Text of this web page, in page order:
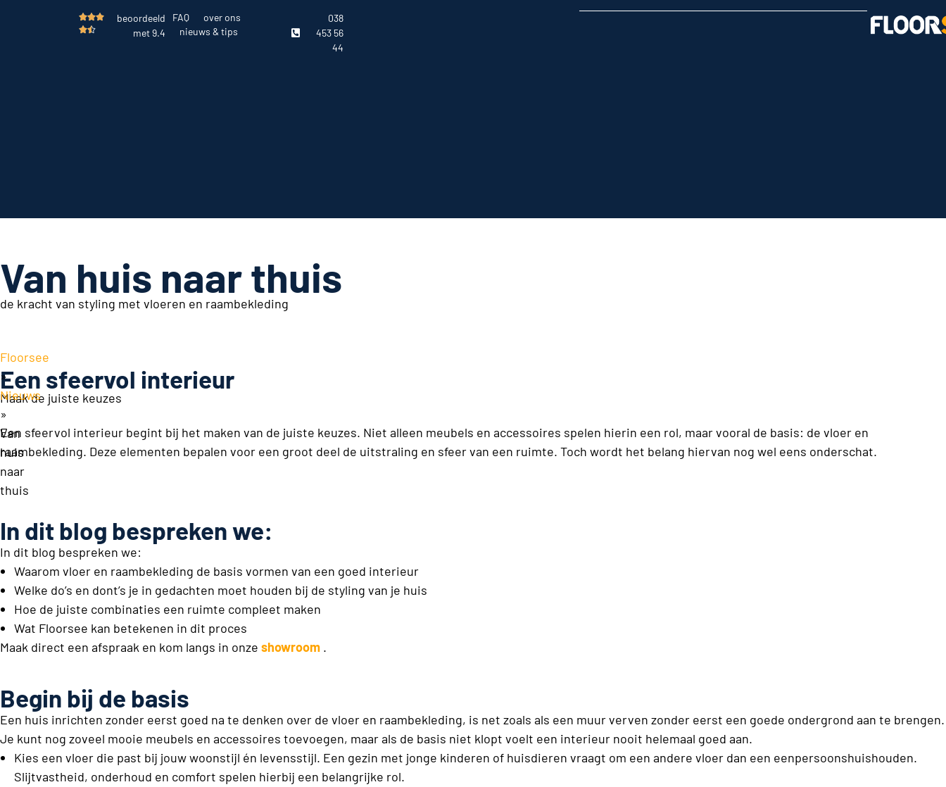


beoordeeld
met 9.4
FAQ
over ons
nieuws & tips
038
453 56
44
Van huis naar thuis
de kracht van styling met vloeren en raambekleding
Floorsee
»
Nieuws
»
Van
huis
naar
thuis
Een sfeervol interieur
Maak de juiste keuzes
Een sfeervol interieur begint bij het maken van de juiste keuzes. Niet alleen meubels en accessoires spelen hierin een rol, maar vooral de basis: de vloer en
raambekleding. Deze elementen bepalen voor een groot deel de uitstraling en sfeer van een ruimte. Toch wordt het belang hiervan nog wel eens onderschat.
In dit blog bespreken we:
In dit blog bespreken we:
Waarom vloer en raambekleding de basis vormen van een goed interieur
Welke do’s en dont’s je in gedachten moet houden bij de styling van je huis
Hoe de juiste combinaties een ruimte compleet maken
Wat Floorsee kan betekenen in dit proces
Maak direct een afspraak en kom langs in onze showroom .
Begin bij de basis
Een huis inrichten zonder eerst goed na te denken over de vloer en raambekleding, is net zoals als een muur verven zonder eerst een goede ondergrond aan te brengen.
Je kunt nog zoveel mooie meubels en accessoires toevoegen, maar als de basis niet klopt voelt een interieur nooit helemaal goed aan.
Kies een vloer die past bij jouw woonstijl én levensstijl. Een gezin met jonge kinderen of huisdieren vraagt om een andere vloer dan een eenpersoonshuishouden.
Slijtvastheid, onderhoud en comfort spelen hierbij een belangrijke rol.